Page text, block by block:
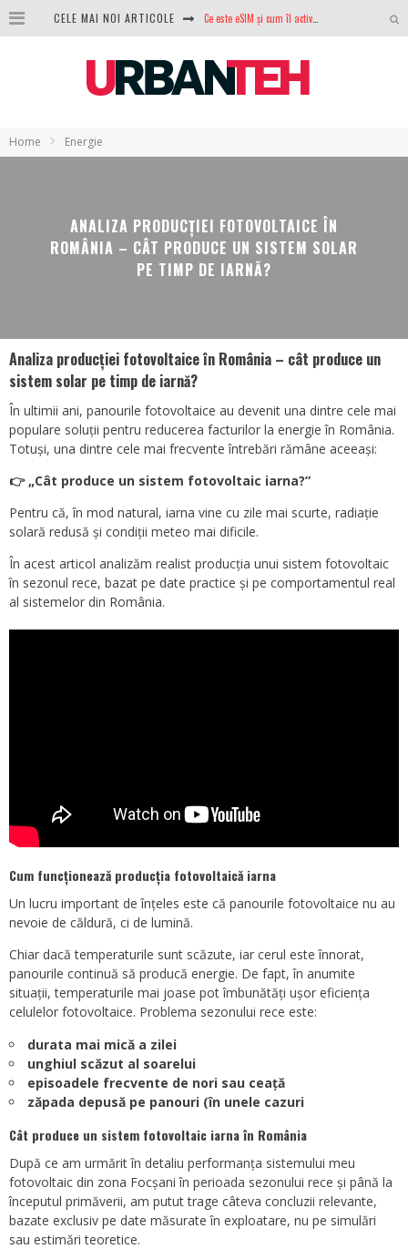
CELE MAI NOI ARTICOLE
GTA VI poate fi precomandat oficial. Rockstar dezvăluie edițiile oficiale și bonusurile pe care le primești
Home Energie
ANALIZA PRODUCȚIEI FOTOVOLTAICE ÎN
ROMÂNIA – CÂT PRODUCE UN SISTEM SOLAR
PE TIMP DE IARNĂ?
Analiza producției fotovoltaice în România – cât produce un
sistem solar pe timp de iarnă?
În ultimii ani, panourile fotovoltaice au devenit una dintre cele mai
populare soluții pentru reducerea facturilor la energie în România.
Totuși, una dintre cele mai frecvente întrebări rămâne aceeași:
👉 „Cât produce un sistem fotovoltaic iarna?”
Pentru că, în mod natural, iarna vine cu zile mai scurte, radiație
solară redusă și condiții meteo mai dificile.
În acest articol analizăm realist producția unui sistem fotovoltaic
în sezonul rece, bazat pe date practice și pe comportamentul real
al sistemelor din România.
Cum funcționează producția fotovoltaică iarna
Un lucru important de înțeles este că panourile fotovoltaice nu au
nevoie de căldură, ci de lumină.
Chiar dacă temperaturile sunt scăzute, iar cerul este înnorat,
panourile continuă să producă energie. De fapt, în anumite
situații, temperaturile mai joase pot îmbunătăți ușor eficiența
celulelor fotovoltaice. Problema sezonului rece este:
durata mai mică a zilei
unghiul scăzut al soarelui
episoadele frecvente de nori sau ceață
zăpada depusă pe panouri (în unele cazuri
Cât produce un sistem fotovoltaic iarna în România
După ce am urmărit în detaliu performanța sistemului meu
fotovoltaic din zona Focșani în perioada sezonului rece și până la
începutul primăverii, am putut trage câteva concluzii relevante,
bazate exclusiv pe date măsurate în exploatare, nu pe simulări
sau estimări teoretice.